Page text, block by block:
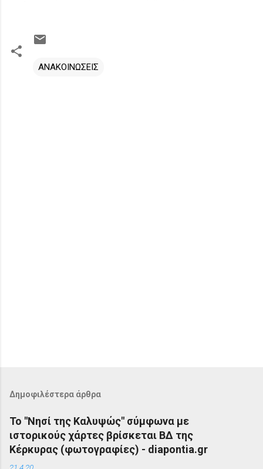
ΑΝΑΚΟΙΝΩΣΕΙΣ
Δημοφιλέστερα άρθρα
Το "Νησί της Καλυψώς" σύμφωνα με
ιστορικούς χάρτες βρίσκεται ΒΔ της
Κέρκυρας (φωτογραφίες) - diapontia.gr
21.4.20